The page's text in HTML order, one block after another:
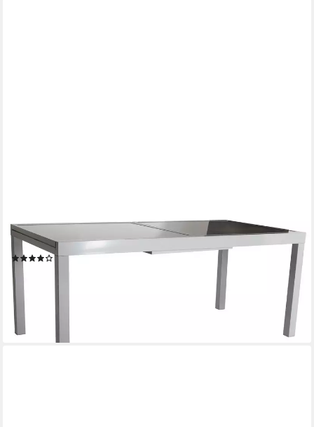
MERXX
Gartentisch Amalfi, je nach Variante auf 180-240cm ausziehbar
(168)
ab 226,65 €
-64%
lieferbar - in 4-5 Werktagen bei dir